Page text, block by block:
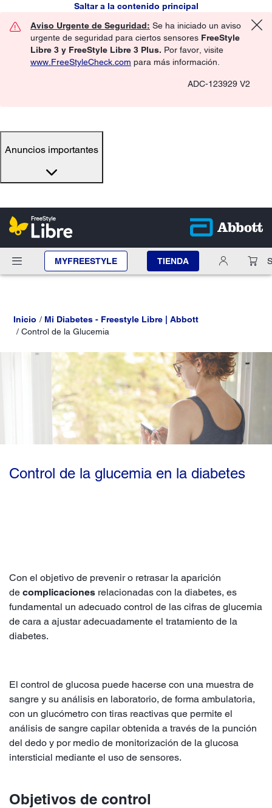
Saltar a la contenido principal
Aviso Urgente de Seguridad: Se ha iniciado un aviso
urgente de seguridad para ciertos sensores FreeStyle
Libre 3 y FreeStyle Libre 3 Plus. Por favor, visite
www.FreeStyleCheck.com para más información.
ADC-123929 V2
Anuncios importantes
MYFREESTYLE TIENDA
Inicio
Mi Diabetes - Freestyle Libre | Abbott
Control de la Glucemia
Control de la glucemia en la diabetes
Con el objetivo de prevenir o retrasar la aparición
de complicaciones relacionadas con la diabetes, es
fundamental un adecuado control de las cifras de glucemia
de cara a ajustar adecuadamente el tratamiento de la
diabetes.
El control de glucosa puede hacerse con una muestra de
sangre y su análisis en laboratorio, de forma ambulatoria,
con un glucómetro con tiras reactivas que permite el
análisis de sangre capilar obtenida a través de la punción
del dedo y por medio de monitorización de la glucosa
intersticial mediante el uso de sensores.
Objetivos de control